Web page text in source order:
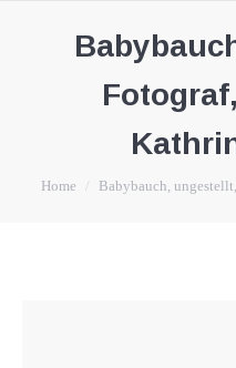
You are here:
Home Babybauch,